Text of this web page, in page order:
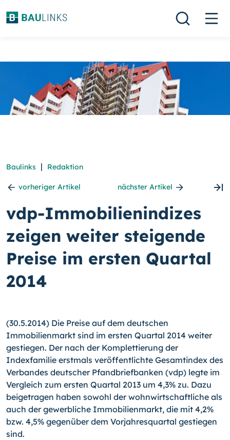
Baulinks | Redaktion
vorheriger Artikel nächster Artikel
vdp-Immobilienindizes
zeigen weiter steigende
Preise im ersten Quartal
2014
(30.5.2014) Die Preise auf dem deutschen
Immobilienmarkt sind im ersten Quartal 2014 weiter
gestiegen. Der nach der Komplettierung der
Indexfamilie erstmals ver­öffentlichte Gesamtindex des
Verbandes deutscher Pfandbriefbanken (vdp) legte im
Vergleich zum ersten Quartal 2013 um 4,3% zu. Dazu
beigetragen haben sowohl der wohnwirtschaftliche als
auch der gewerbliche Immobilienmarkt, die mit 4,2%
bzw. 4,5% gegenüber dem Vorjahresquartal gestiegen
sind.